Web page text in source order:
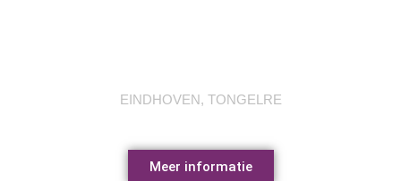
EINDHOVEN, TONGELRE
Meer informatie